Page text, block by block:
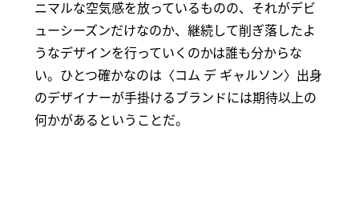
ニマルな空気感を放っているものの、それがデビ
ューシーズンだけなのか、継続して削ぎ落したよ
うなデザインを行っていくのかは誰も分からな
い。ひとつ確かなのは〈コム デ ギャルソン〉出身
のデザイナーが手掛けるブランドには期待以上の
何かがあるということだ。